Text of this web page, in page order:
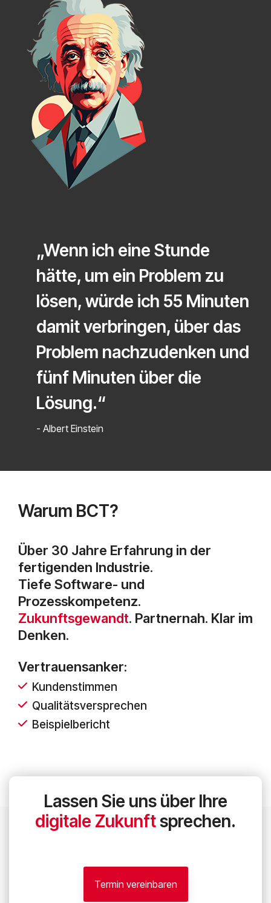
„Wenn ich eine Stunde
hätte, um ein Problem zu
lösen, würde ich 55 Minuten
damit verbringen, über das
Problem nachzudenken und
fünf Minuten über die
Lösung.“
- Albert Einstein
Warum BCT?
Über 30 Jahre Erfahrung in der
fertigenden Industrie.
Tiefe Software- und
Prozesskompetenz.
Zukunftsgewandt. Partnernah. Klar im
Denken.
Vertrauensanker:
Kundenstimmen
Qualitätsversprechen
Beispielbericht
Lassen Sie uns über Ihre
digitale Zukunftsprechen.
Termin vereinbaren